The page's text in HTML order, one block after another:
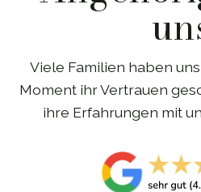
Viele Familien haben
Moment ihr Vertrauen
ihre Erfahrungen mit